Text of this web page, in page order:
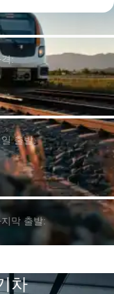
:
출발:
막 출발:
차